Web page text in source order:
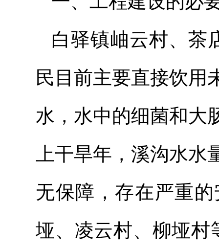
白驿镇岫云村、茶
民目前主要直接饮用
水，水中的细菌和大
上干旱年，溪沟水
无保障，存在严重
垭、凌云村、柳垭村